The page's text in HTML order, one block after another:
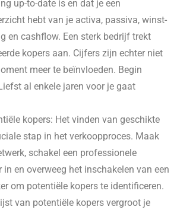
up-to-date is en dat je een
hebt van je activa, passiva, winst-
en cashflow. Een sterk bedrijf trekt
kopers aan. Cijfers zijn echter niet
meer te beïnvloeden. Begin
al enkele jaren voor je gaat
kopers: Het vinden van geschikte
stap in het verkoopproces. Maak
schakel een professionele
en overweeg het inschakelen van een
om potentiële kopers te identificeren.
van potentiële kopers vergroot je